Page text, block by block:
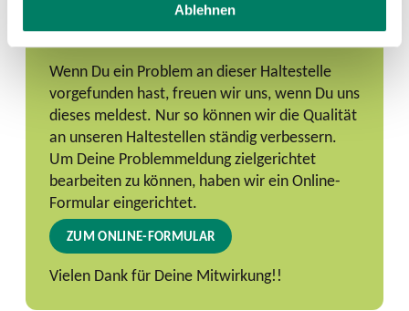
Ablehnen
Problem melden
Wenn Du ein Problem an dieser Haltestelle
vorgefunden hast, freuen wir uns, wenn Du uns
dieses meldest. Nur so können wir die Qualität
an unseren Haltestellen ständig verbessern.
Um Deine Problemmeldung zielgerichtet
bearbeiten zu können, haben wir ein Online-
Formular eingerichtet.
ZUM ONLINE-FORMULAR
Vielen Dank für Deine Mitwirkung!!